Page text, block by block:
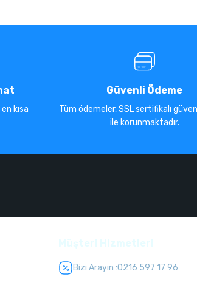
kısa
Güvenli Ödeme
Tüm ödemeler, SSL sertifikalı
ile korunmaktadır.
Bizi Arayın :0216 597 17 96